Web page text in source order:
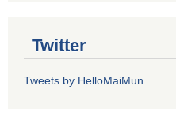
Twitter
Tweets by HelloMaiMun